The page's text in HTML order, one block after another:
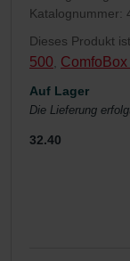
Katalognummer:
Dieses Produkt
500 ComfoBox
Auf Lager
Die Lieferung
32.40